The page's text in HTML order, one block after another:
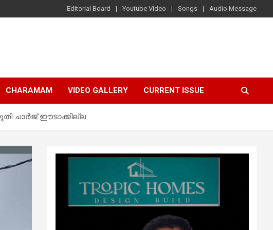
Editorial Board Youtube Video Songs Audio Message
CHARAMAM VIDEO GALLERY CURRENT ISSUE
ചാർജ് ഈടാക്കില്ല